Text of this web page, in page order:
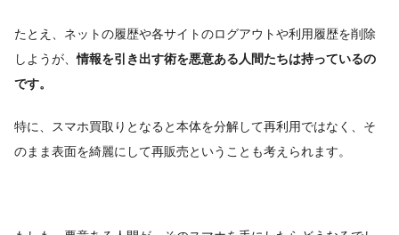
たとえ、ネットの履歴や各サイトのログアウトや利用履歴を削除
しようが、情報を引き出す術を悪意ある人間たちは持っているの
です。
特に、スマホ買取りとなると本体を分解して再利用ではなく、そ
のまま表面を綺麗にして再販売ということも考えられます。